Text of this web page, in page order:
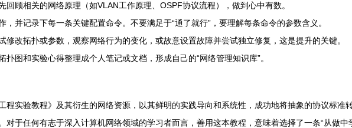
回顾相关的网络原理（如VLAN工作原理、OSPF协议流程），做到心中有数。
，并记录下每一条关键配置命令。不要满足于“通了就行”，要理解每条命令的参数含义。
修改拓扑或参数，观察网络行为的变化，或故意设置故障并尝试独立修复，这是提升的关键。
扑图和实验心得整理成个人笔记或文档，形成自己的“网络管理知识库”。
程实验教程》及其衍生的网络资源，以其鲜明的实践导向和系统性，成功地将抽象的协议标
对于任何有志于深入计算机网络领域的学习者而言，善用这本教程，意味着选择了一条“从做